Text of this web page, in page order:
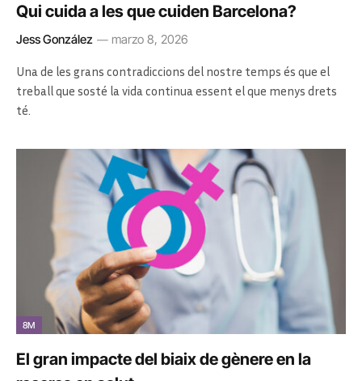
Qui cuida a les que cuiden Barcelona?
Jess González marzo 8, 2026
Una de les grans contradiccions del nostre temps és que el
treball que sosté la vida continua essent el que menys drets
té.
8M
El gran impacte del biaix de gènere en la